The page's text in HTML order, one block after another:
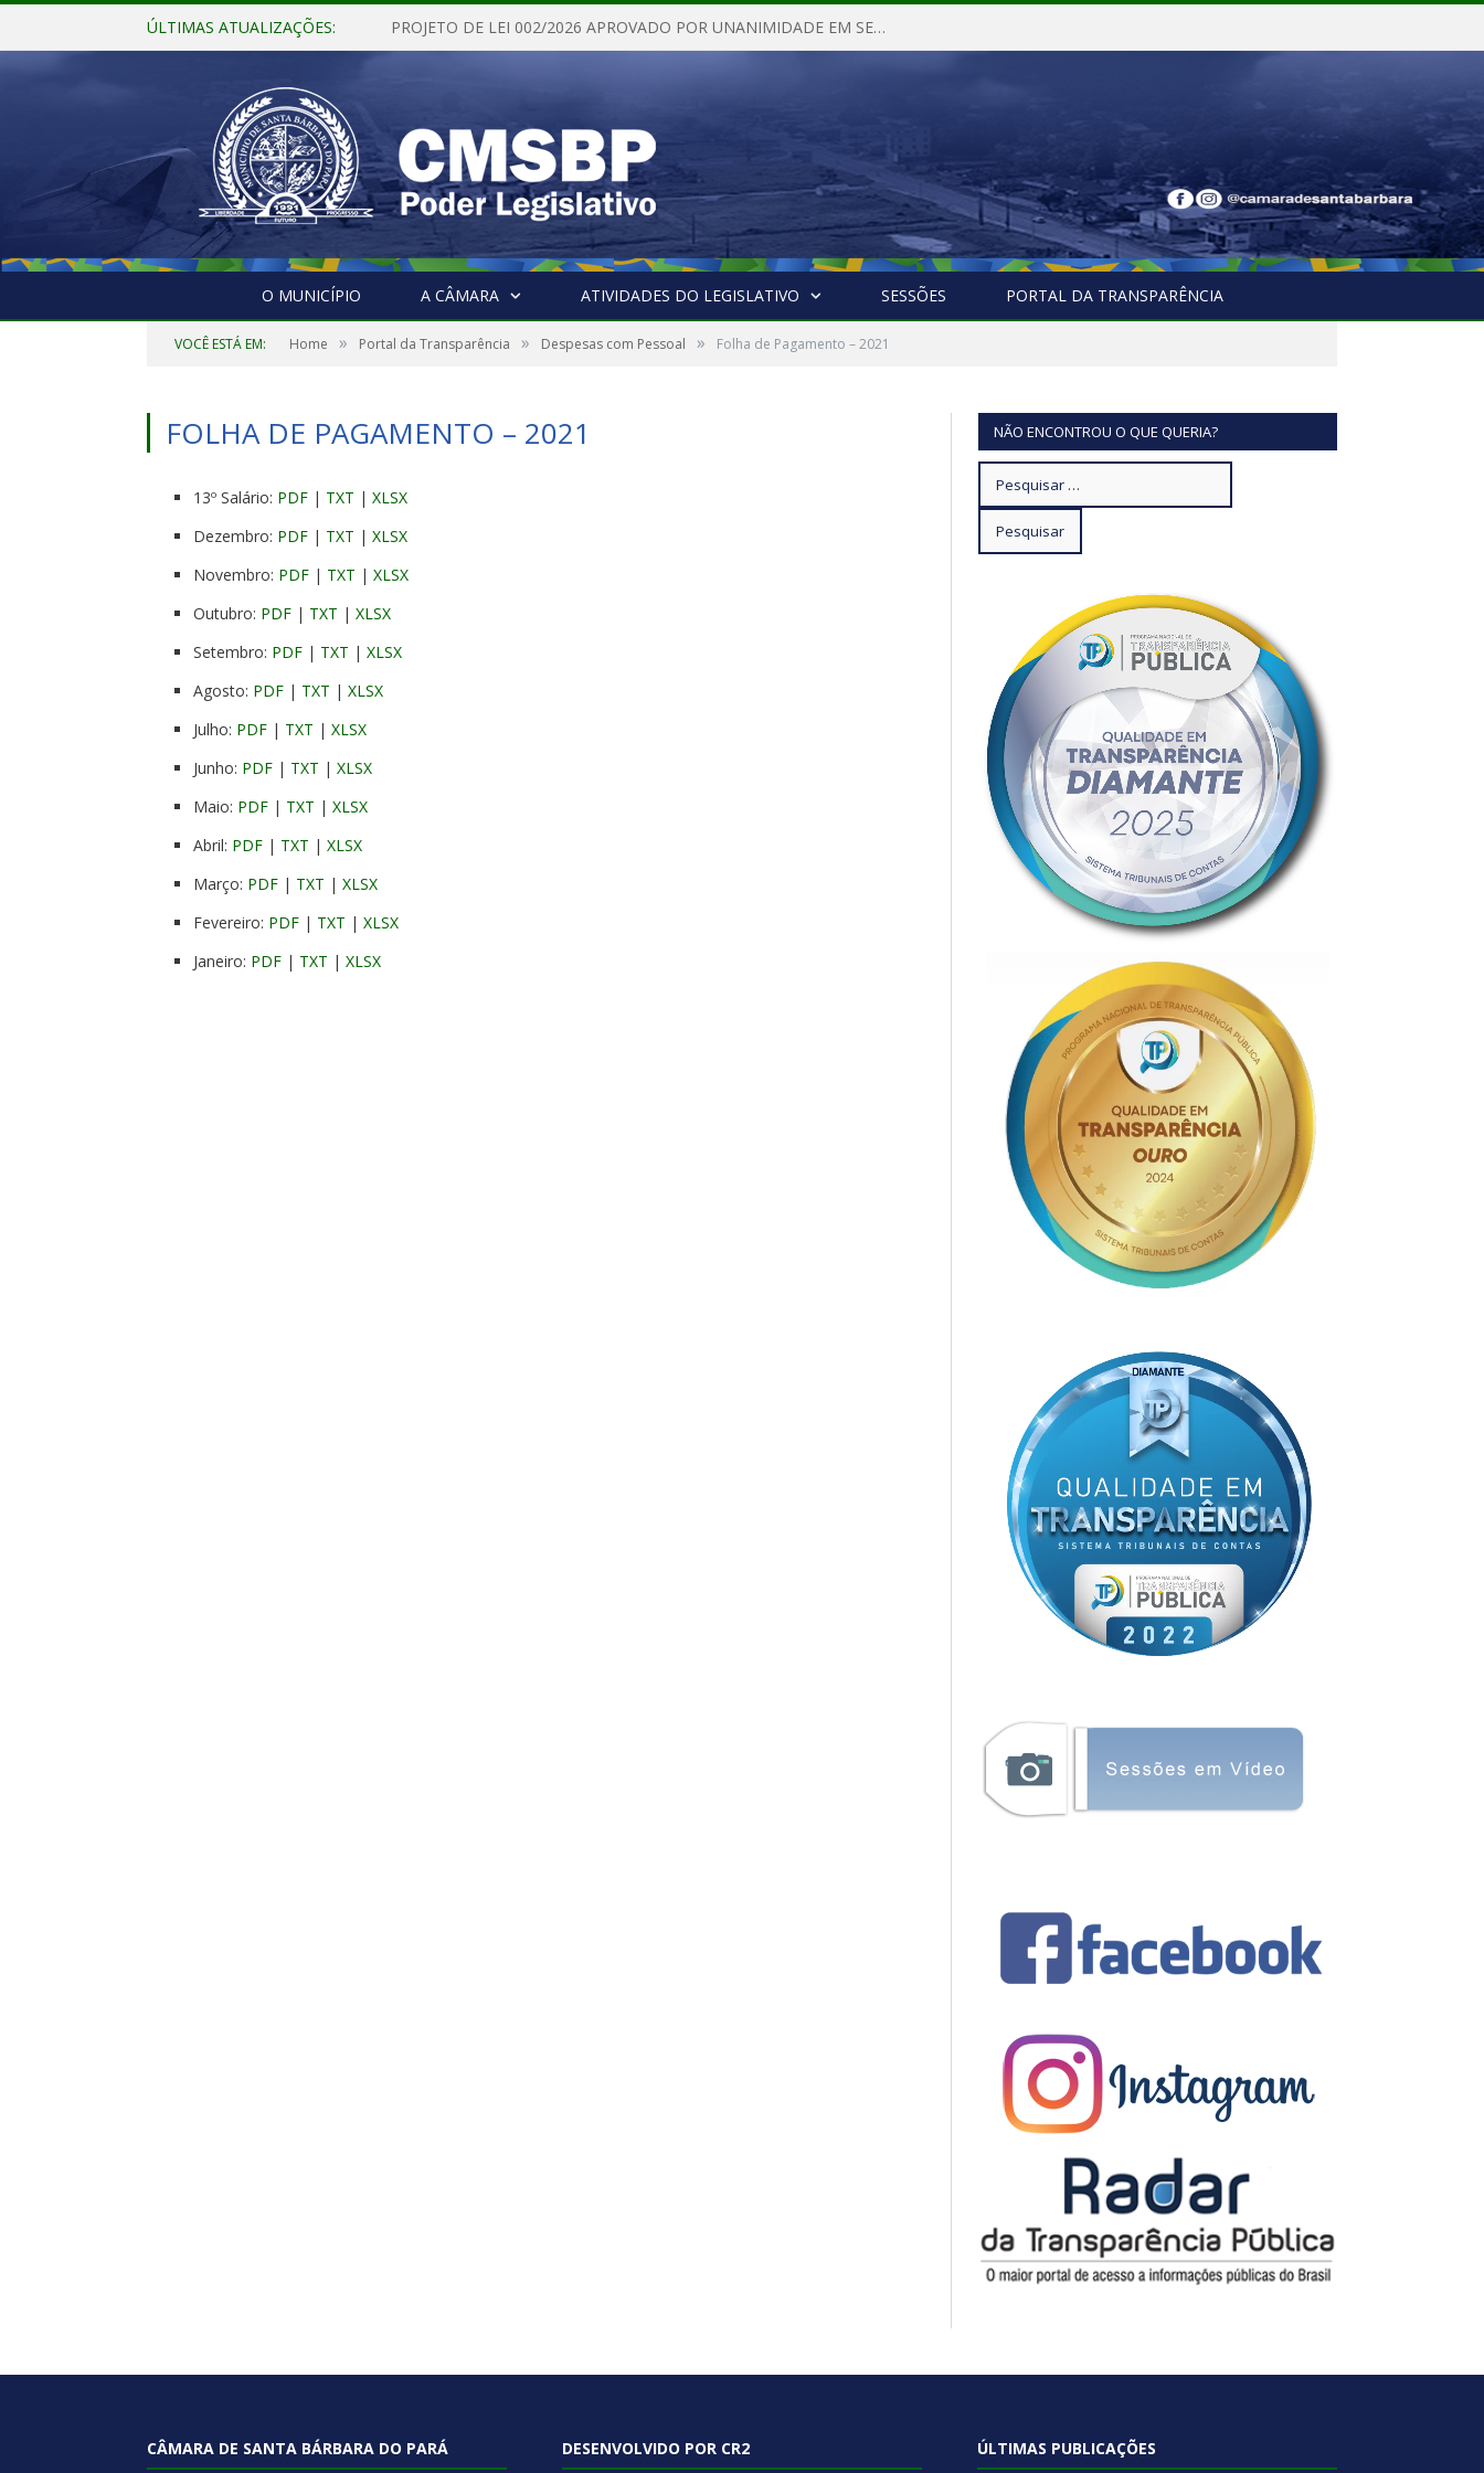
ÚLTIMAS ATUALIZAÇÕES: PROJETO DE LEI 002/2026 APROVADO POR UNANIMIDADE EM SESSÃO ORDINÁRIA NESTA QUINTA – FEIRA 28 DE MAIO DE 2026
O MUNICÍPIO A CÂMARA ATIVIDADES DO LEGISLATIVO SESSÕES PORTAL DA TRANSPARÊNCIA
VOCÊ ESTÁ EM: Home » Portal da Transparência » Despesas com Pessoal » Folha de Pagamento – 2021
FOLHA DE PAGAMENTO – 2021
13º Salário: PDF | TXT | XLSX
Dezembro: PDF | TXT | XLSX
Novembro: PDF | TXT | XLSX
Outubro: PDF | TXT | XLSX
Setembro: PDF | TXT | XLSX
Agosto: PDF | TXT | XLSX
Julho: PDF | TXT | XLSX
Junho: PDF | TXT | XLSX
Maio: PDF | TXT | XLSX
Abril: PDF | TXT | XLSX
Março: PDF | TXT | XLSX
Fevereiro: PDF | TXT | XLSX
Janeiro: PDF | TXT | XLSX
NÃO ENCONTROU O QUE QUERIA?
CÂMARA DE SANTA BÁRBARA DO PARÁ DESENVOLVIDO POR CR2 ÚLTIMAS PUBLICAÇÕES